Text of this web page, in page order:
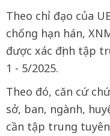
Theo chỉ đạo của
chống hạn hán,
được xác định tập
1 - 5/2025.
Theo đó, căn cứ
sở, ban, ngành,
cần tập trung